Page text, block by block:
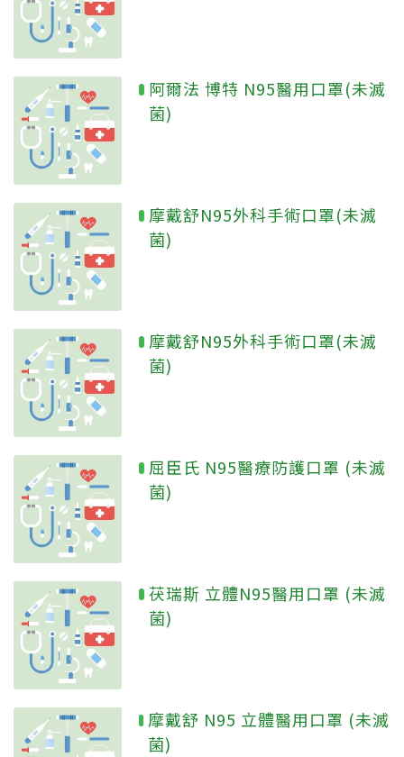
阿爾法 博特 N95醫用口罩(未滅
菌)
摩戴舒N95外科手術口罩(未滅
菌)
摩戴舒N95外科手術口罩(未滅
菌)
屈臣氏 N95醫療防護口罩 (未滅
菌)
茯瑞斯 立體N95醫用口罩 (未滅
菌)
摩戴舒 N95 立體醫用口罩 (未滅
菌)